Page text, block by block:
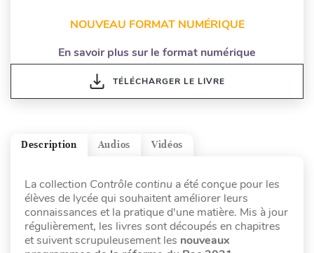
NOUVEAU FORMAT NUMÉRIQUE
En savoir plus sur le format numérique
TÉLÉCHARGER LE LIVRE
Vidéos
Audios
Description
La collection Contrôle continu a été conçue pour les
élèves de lycée qui souhaitent améliorer leurs
connaissances et la pratique d'une matière. Mis à jour
régulièrement, les livres sont découpés en chapitres
et suivent scrupuleusement les nouveaux